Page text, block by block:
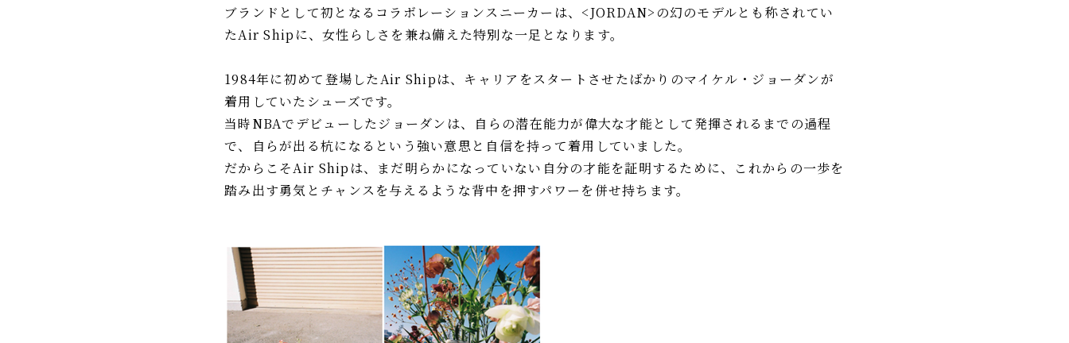
ブランドとして初となるコラボレーションスニーカーは、<JORDAN>の幻のモデルとも称されてい
たAir Shipに、女性らしさを兼ね備えた特別な一足となります。
1984年に初めて登場したAir Shipは、キャリアをスタートさせたばかりのマイケル・ジョーダンが
着用していたシューズです。
当時NBAでデビューしたジョーダンは、自らの潜在能力が偉大な才能として発揮されるまでの過程
で、自らが出る杭になるという強い意思と自信を持って着用していました。
だからこそAir Shipは、まだ明らかになっていない自分の才能を証明するために、これからの一歩を
踏み出す勇気とチャンスを与えるような背中を押すパワーを併せ持ちます。